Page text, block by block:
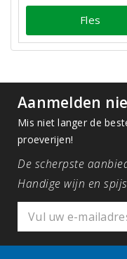
Fles
Aanmelden
Mis niet langer de
proeverijen!
De scherpste
Handige wijn en